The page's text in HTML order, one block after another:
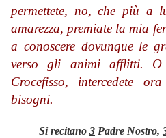
permettete, no, che più a
amarezza, premiate la mia
a conoscere dovunque le
verso gli animi afflitti. O
Crocefisso, intercedete
bisogni.
Si recitano 3 Padre Nostro,